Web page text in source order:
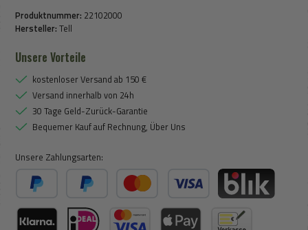
Produktnummer: 22102000
Hersteller: Tell
Unsere Vorteile
kostenloser Versand ab 150 €
Versand innerhalb von 24h
30 Tage Geld-Zurück-Garantie
Bequemer Kauf auf Rechnung, Über Uns
Unsere Zahlungsarten:
PayPal Später BezahlenKredit- oder Debitkarte